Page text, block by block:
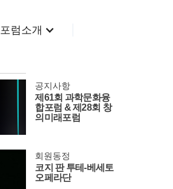
포럼소개
공지사항
제61회 과학문화융
합포럼 & 제28회 창
의미래포럼
회원동정
코지 판 투테-베세토
오페라단